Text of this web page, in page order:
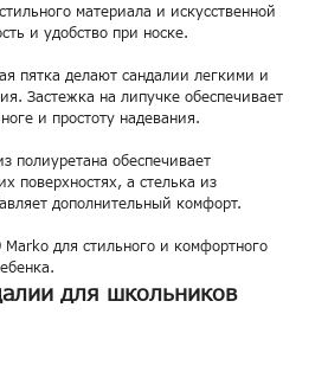
материала и искусственной
и удобство при носке.
пятка делают сандалии легкими и
Застежка на липучке обеспечивает
и простоту надевания.
полиуретана обеспечивает
поверхностях, а стелька из
дополнительный комфорт.
для стильного и комфортного
для школьников